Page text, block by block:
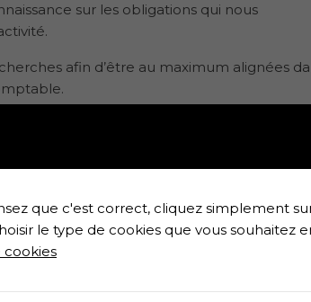
sur les obligations qui nous
afin d’être au maximum alignées
domaines de réglementations de notre
que c'est correct, cliquez simplement
le type de cookies que vous souhaitez
cookies